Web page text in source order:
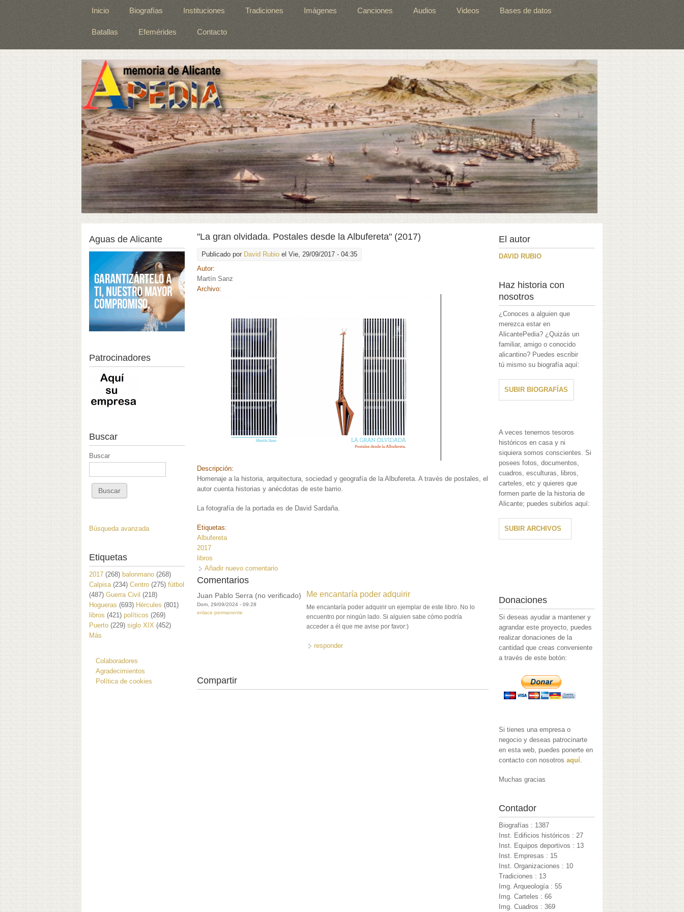
Inicio Biografías Instituciones Tradiciones Imágenes Canciones Audios Videos Bases de datos
Batallas Efemérides Contacto
"La gran olvidada. Postales desde la Albufereta" (2017)
Publicado por David Rubio el Vie, 29/09/2017 - 04:35
Autor:
Martín Sanz
Archivo:
Descripción:
Homenaje a la historia, arquitectura, sociedad y geografía de la Albufereta. A través de postales, el
autor cuenta historias y anécdotas de este barrio.
La fotografía de la portada es de David Sardaña.
Etiquetas:
Albufereta
2017
libros
Añadir nuevo comentario
Comentarios
Juan Pablo Serra (no verificado)
Dom, 29/09/2024 - 09:28
enlace permanente
Me encantaría poder adquirir
Me encantaría poder adquirir un ejemplar de este libro. No lo
encuentro por ningún lado. Si alguien sabe cómo podría
acceder a él que me avise por favor:)
responder
Compartir
Aguas de Alicante
Patrocinadores
Buscar
Buscar
Búsqueda avanzada
Etiquetas
2017 (268) balonmano (268)
Calpisa (234) Centro (275) fútbol
(487) Guerra Civil (218)
Hogueras (693) Hércules (801)
libros (421) políticos (269)
Puerto (229) siglo XIX (452)
Más
Colaboradores
Agradecimientos
Política de cookies
El autor
DAVID RUBIO
Haz historia con
nosotros
¿Conoces a alguien que
merezca estar en
AlicantePedia? ¿Quizás un
familiar, amigo o conocido
alicantino? Puedes escribir
tú mismo su biografía aquí:
SUBIR BIOGRAFÍAS
A veces tenemos tesoros
históricos en casa y ni
siquiera somos conscientes. Si
posees fotos, documentos,
cuadros, esculturas, libros,
carteles, etc y quieres que
formen parte de la historia de
Alicante; puedes subirlos aquí:
SUBIR ARCHIVOS
Donaciones
Si deseas ayudar a mantener y
agrandar este proyecto, puedes
realizar donaciones de la
cantidad que creas conveniente
a través de este botón:
Si tienes una empresa o
negocio y deseas patrocinarte
en esta web, puedes ponerte en
contacto con nosotrosaquí.
Muchas gracias
Contador
Biografías : 1387
Inst. Edificios históricos : 27
Inst. Equipos deportivos : 13
Inst. Empresas : 15
Inst. Organizaciones : 10
Tradiciones : 13
Img. Arqueología : 55
Img. Carteles : 66
Img. Cuadros : 369